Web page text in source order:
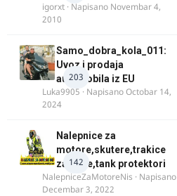
igorxt · Napisano Novembar 4,
2010
203
Samo_dobra_kola_011:
Uvoz i prodaja
automobila iz EU
Luka9905 · NapisanoOctobar 14,
2024
142
Nalepnice za
motore,skutere,trakice
za felne,tank protektori
NalepniceZaMotoreNis · Napisano
Decembar 3, 2022